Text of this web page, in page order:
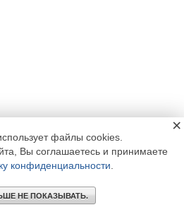
файлы cookies.
Вы соглашаетесь и принимаете
конфиденциальности
НЕ ПОКАЗЫВАТЬ.
×